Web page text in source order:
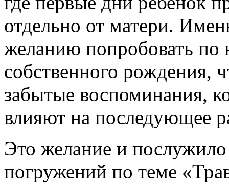
отдельно от матери.
желанию попробовать по
собственного рождения,
забытые воспоминания,
влияют на последующее
Это желание и
погружений по теме